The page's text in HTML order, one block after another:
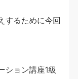
するために今回
ション講座1級